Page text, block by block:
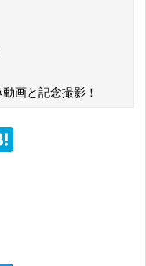
画と記念撮影！